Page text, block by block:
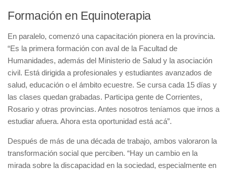
Formación en Equinoterapia
En paralelo, comenzó una capacitación pionera en la provincia.
“Es la primera formación con aval de la Facultad de
Humanidades, además del Ministerio de Salud y la asociación
civil. Está dirigida a profesionales y estudiantes avanzados de
salud, educación o el ámbito ecuestre. Se cursa cada 15 días y
las clases quedan grabadas. Participa gente de Corrientes,
Rosario y otras provincias. Antes nosotros teníamos que irnos a
estudiar afuera. Ahora esta oportunidad está acá”.
Después de más de una década de trabajo, ambos valoraron la
transformación social que perciben. “Hay un cambio en la
mirada sobre la discapacidad en la sociedad, especialmente en